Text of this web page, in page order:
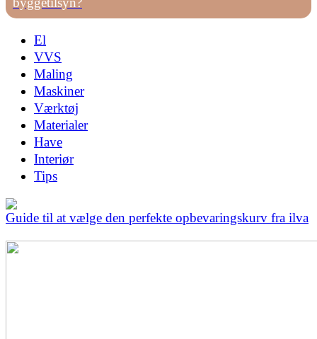
El
VVS
Maling
Maskiner
Værktøj
Materialer
Have
Interiør
Tips
Guide til at vælge den perfekte opbevaringskurv fra ilva